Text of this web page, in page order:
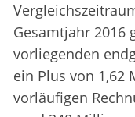
Gesamtjahr 2016
vorliegenden
ein Plus von 1,62
vorläufigen